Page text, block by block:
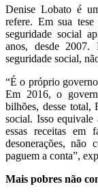
Denise Lobato é
refere. Em sua
seguridade social
anos, desde
seguridade social,
“É o próprio
Em 2016, o
bilhões, desse total,
social. Isso
essas receitas em
desonerações, não
paguem a conta”,
Mais pobres não